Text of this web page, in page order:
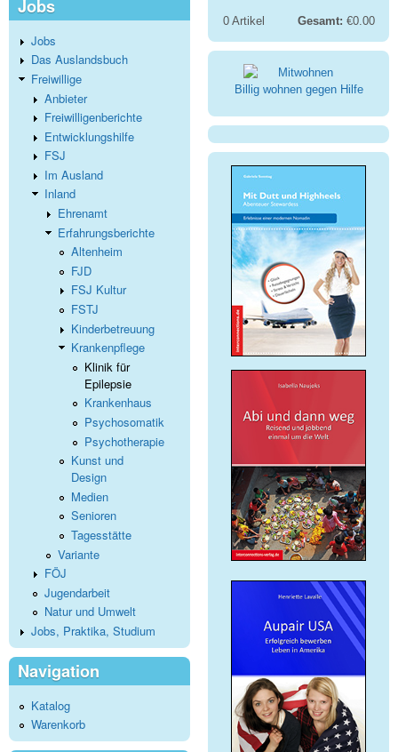
Jobs
Jobs
Das Auslandsbuch
Freiwillige
Anbieter
Freiwilligenberichte
Entwicklungshilfe
FSJ
Im Ausland
Inland
Ehrenamt
Erfahrungsberichte
Altenheim
FJD
FSJ Kultur
FSTJ
Kinderbetreuung
Krankenpflege
Klinik für
Epilepsie
Krankenhaus
Psychosomatik
Psychotherapie
Kunst und
Design
Medien
Senioren
Tagesstätte
Variante
FÖJ
Jugendarbeit
Natur und Umwelt
Jobs, Praktika, Studium
Navigation
Katalog
Warenkorb
0Artikel Gesamt: €0.00
Billig wohnen gegen Hilfe